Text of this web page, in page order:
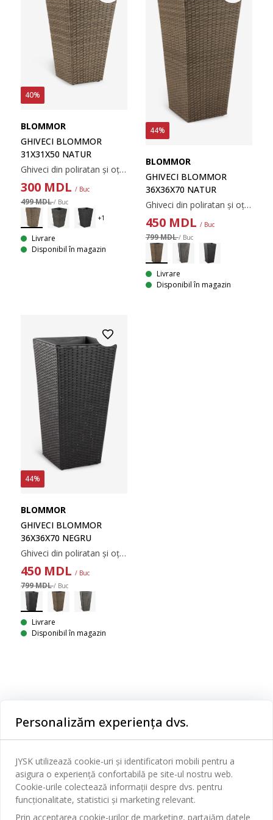
40%
BLOMMOR
GHIVECI BLOMMOR
31X31X50 NATUR
Ghiveci din poliratan și oțel vopsit electrostatic. Acest ghiveci pentru plante, ușor și rezistent la îngheț, este ideal pentru a expune toate tipurile de plante în zonele exterioare. O gaură de scurgere se poate face ușor pentru a se scurge apa în exces. 31x31x50 cm
300 MDL / Buc
499 MDL/ Buc
Livrare
Disponibil în magazin
44%
BLOMMOR
GHIVECI BLOMMOR
36X36X70 NATUR
Ghiveci din poliratan și oțel vopsit electrostatic. Acest ghiveci pentru plante, ușor și rezistent la îngheț, este ideal pentru a expune toate tipurile de plante în zonele exterioare. O gaură de scurgere se poate face ușor pentru a se scurge apa în exces. 36x36x70 cm
450 MDL / Buc
799 MDL/ Buc
Livrare
Disponibil în magazin
44%
BLOMMOR
GHIVECI BLOMMOR
36X36X70 NEGRU
Ghiveci din poliratan și oțel vopsit electrostatic. Acest ghiveci pentru plante, ușor și rezistent la îngheț, este ideal pentru a expune toate tipurile de plante în zonele exterioare. O gaură de scurgere se poate face ușor pentru a se scurge apa în exces. 36x36x70 cm
450 MDL / Buc
799 MDL/ Buc
Livrare
Disponibil în magazin
Birou
Sufragerie
Contact Relații Clienți
Magazine și program
JYSK
Despre JYSK
Personalizăm experiența dvs.
JYSK utilizează cookie-uri și identificatori mobili pentru a
asigura o experiență confortabilă pe site-ul nostru web.
Cookie-urile colectează informații despre dvs. pentru
funcționalitate, statistici și marketing relevant.
Prin acceptarea cookie-urilor de marketing, partajăm datele